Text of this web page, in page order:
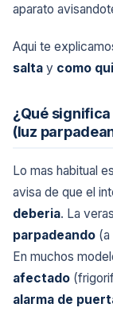
aparato
Aqui te
salta y como
¿Qué
(luz
Lo mas habitual
avisa de que el
deberia. La
parpadeando (a
En muchos
afectado
alarma de